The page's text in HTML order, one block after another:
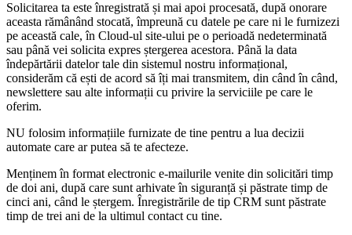
Solicitarea ta este înregistrată și mai apoi procesată, după onorare
aceasta rămânând stocată, împreună cu datele pe care ni le furnizezi
pe această cale, în Cloud-ul site-ului pe o perioadă nedeterminată
sau până vei solicita expres ștergerea acestora. Până la data
îndepărtării datelor tale din sistemul nostru informațional,
considerăm că ești de acord să îți mai transmitem, din când în când,
newslettere sau alte informații cu privire la serviciile pe care le
oferim.
NU folosim informațiile furnizate de tine pentru a lua decizii
automate care ar putea să te afecteze.
Menținem în format electronic e-mailurile venite din solicitări timp
de doi ani, după care sunt arhivate în siguranță și păstrate timp de
cinci ani, când le ștergem. Înregistrările de tip CRM sunt păstrate
timp de trei ani de la ultimul contact cu tine.